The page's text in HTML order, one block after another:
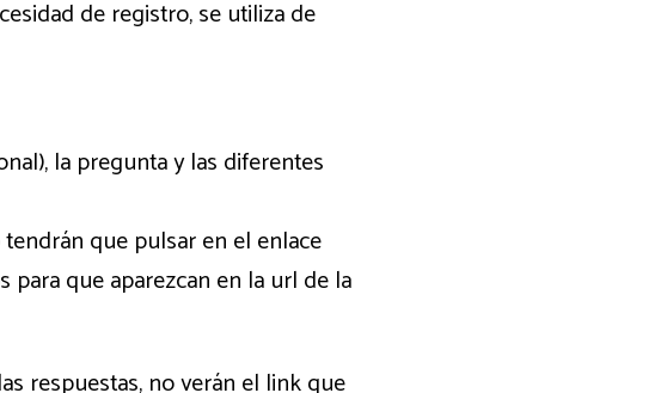
de registro, se utiliza de
la pregunta y las diferentes
que pulsar en el enlace
que aparezcan en la url de la
respuestas, no verán el link que